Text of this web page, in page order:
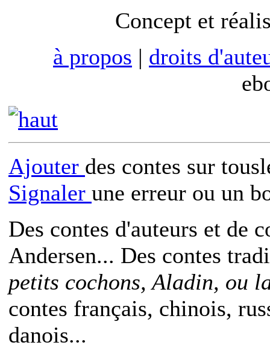
Concept et
à propos | droits
Ajouter des contes sur
Signaler une erreur ou un
Des contes d'auteurs et de
Andersen... Des contes
petits cochons, Aladin, ou
contes français, chinois,
danois...